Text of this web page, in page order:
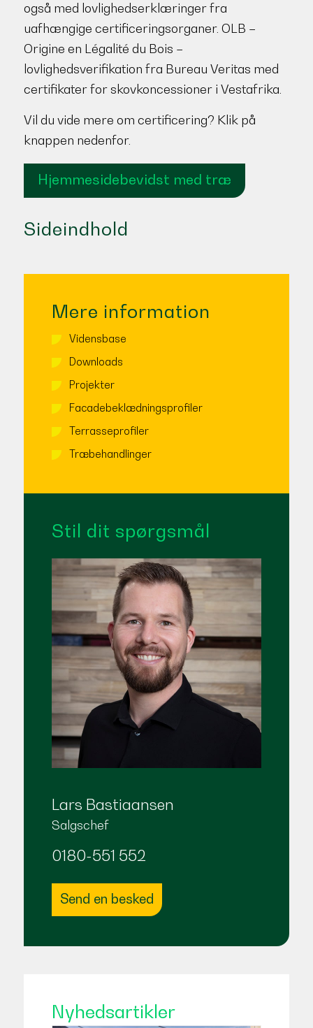
også med lovlighedserklæringer fra
uafhængige certificeringsorganer. OLB –
Origine en Légalité du Bois –
lovlighedsverifikation fra Bureau Veritas med
certifikater for skovkoncessioner i Vestafrika.
Vil du vide mere om certificering? Klik på
knappen nedenfor.
Hjemmesidebevidst med træ
Sideindhold
Mere information
Vidensbase
Downloads
Projekter
Facadebeklædningsprofiler
Terrasseprofiler
Træbehandlinger
Stil dit spørgsmål
Lars Bastiaansen
Salgschef
0180-551 552
Send en besked
Nyhedsartikler